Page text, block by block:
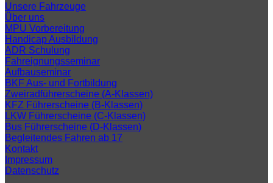
Unsere Fahrzeuge
Über uns
MPU Vorbereitung
Handicap Ausbildung
ADR Schulung
Fahreignungsseminar
Aufbauseminar
BKF Aus- und Fortbildung
Zweiradführerscheine (A-Klassen)
KFZ Führerscheine (B-Klassen)
LKW Führerscheine (C-Klassen)
Bus Führerscheine (D-Klassen)
Begleitendes Fahren ab 17
Kontakt
Impressum
Datenschutz